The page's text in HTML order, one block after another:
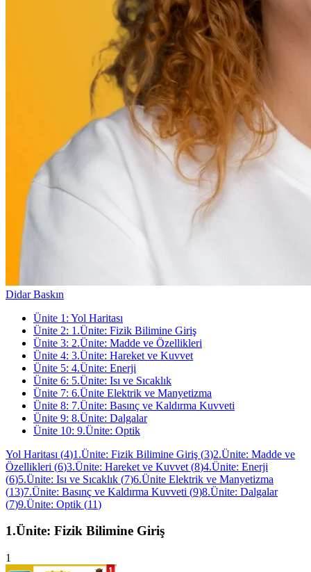
Didar Baskın
Ünite 1 : Yol Haritası
Ünite 2: 1.Ünite: Fizik Bilimine Giriş
Ünite 3: 2.Ünite: Madde ve Özellikleri
Ünite 4: 3.Ünite: Hareket ve Kuvvet
Ünite 5: 4.Ünite: Enerji
Ünite 6: 5.Ünite: Isı ve Sıcaklık
Ünite 7: 6.Ünite Elektrik ve Manyetizma
Ünite 8: 7.Ünite: Basınç ve Kaldırma Kuvveti
Ünite 9: 8.Ünite: Dalgalar
Ünite 10: 9.Ünite: Optik
Yol Haritası (4)1.Ünite: Fizik Bilimine Giriş (3)2.Ünite: Madde ve
Özellikleri (6)3.Ünite: Hareket ve Kuvvet (8)4.Ünite: Enerji
(6)5.Ünite: Isı ve Sıcaklık (7)6.Ünite Elektrik ve Manyetizma
(13)7.Ünite: Basınç ve Kaldırma Kuvveti (9)8.Ünite: Dalgalar
(7)9.Ünite: Optik (11)
1.Ünite: Fizik Bilimine Giriş
1